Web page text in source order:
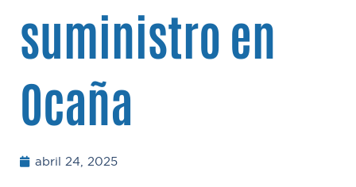
suministro en
Ocaña
abril 24, 2025